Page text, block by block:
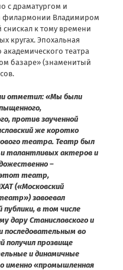
с драматургом и
филармонии Владимиром
к тому времени
кругах. Эпохальная
академического театра
базаре» (знаменитый
отметил: «Мы были
против заученной
же коротко
театра. Театр был
талантливых актеров и
–
театр,
(«Московский
завоевал
публики, в том числе
дару Станиславского и
во
получил прозвище
и динамичные
именно «промышленная